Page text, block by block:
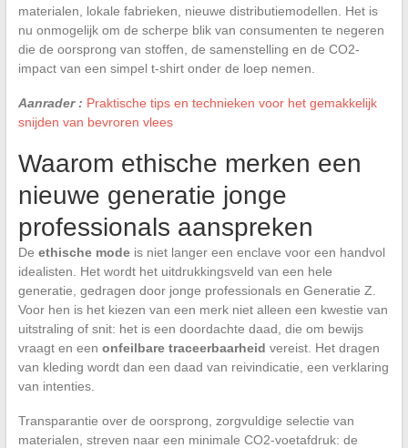
materialen, lokale fabrieken, nieuwe distributiemodellen. Het is
nu onmogelijk om de scherpe blik van consumenten te negeren
die de oorsprong van stoffen, de samenstelling en de CO2-
impact van een simpel t-shirt onder de loep nemen.
Aanrader : Praktische tips en technieken voor het gemakkelijk
snijden van bevroren vlees
Waarom ethische merken een
nieuwe generatie jonge
professionals aanspreken
De ethische modeis niet langer een enclave voor een handvol
idealisten. Het wordt het uitdrukkingsveld van een hele
generatie, gedragen door jonge professionals en Generatie Z.
Voor hen is het kiezen van een merk niet alleen een kwestie van
uitstraling of snit: het is een doordachte daad, die om bewijs
vraagt en een onfeilbare traceerbaarheid vereist. Het dragen
van kleding wordt dan een daad van reivindicatie, een verklaring
van intenties.
Transparantie over de oorsprong, zorgvuldige selectie van
materialen, streven naar een minimale CO2-voetafdruk: de